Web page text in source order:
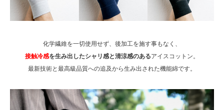
化学繊維を一切使用せず、後加工を施す事もなく、
接触冷感を生み出したシャリ感と清涼感のあるアイスコットン。
最新技術と最高級品質への追及から生み出された機能綿です。